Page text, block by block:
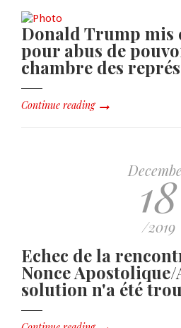
Donald Trump mis
pour abus de
chambre des
Continue reading
18
/2019
Echec de la
Nonce Apostolique/
solution n'a été